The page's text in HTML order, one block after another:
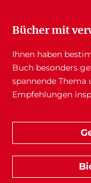
Bücher mit
Ihnen haben
Buch besonders
spannende Thema
Empfehlungen